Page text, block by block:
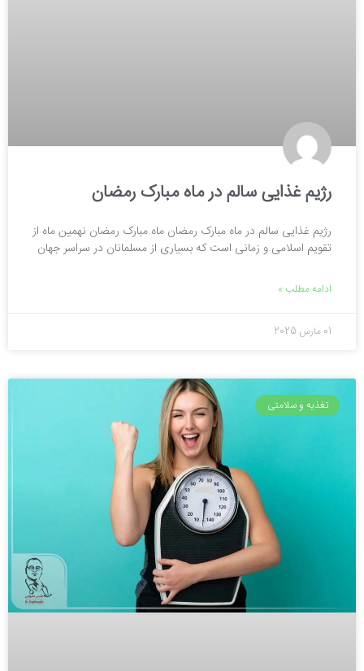
رژیم غذایی سالم در ماه مبارک رمضان
رژیم غذایی سالم در ماه مبارک رمضان ماه مبارک رمضان نهمین ماه از
تقویم اسلامی و زمانی است که بسیاری از مسلمانان در سراسر جهان
ادامه مطلب »
01 مارس 2025
تغذیه و سلامتی